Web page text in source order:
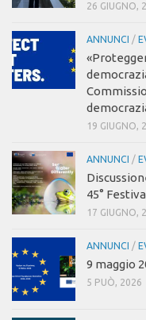
26 GIUGNO,
ANNUNCI /
19 GIUGNO,
ANNUNCI /
45°
17 GIUGNO,
ANNUNCI /
9 maggio
5 PUÒ, 2026